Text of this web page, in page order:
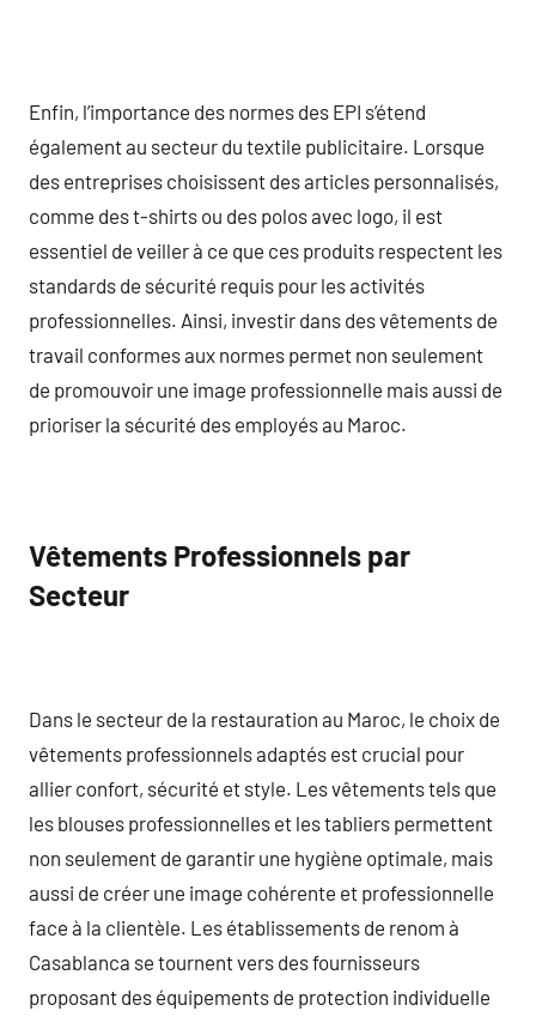
Enfin, l’importance des normes des EPI s’étend
également au secteur du textile publicitaire. Lorsque
des entreprises choisissent des articles personnalisés,
comme des t-shirts ou des polos avec logo, il est
essentiel de veiller à ce que ces produits respectent les
standards de sécurité requis pour les activités
professionnelles. Ainsi, investir dans des vêtements de
travail conformes aux normes permet non seulement
de promouvoir une image professionnelle mais aussi de
prioriser la sécurité des employés au Maroc.
Vêtements Professionnels par
Secteur
Dans le secteur de la restauration au Maroc, le choix de
vêtements professionnels adaptés est crucial pour
allier confort, sécurité et style. Les vêtements tels que
les blouses professionnelles et les tabliers permettent
non seulement de garantir une hygiène optimale, mais
aussi de créer une image cohérente et professionnelle
face à la clientèle. Les établissements de renom à
Casablanca se tournent vers des fournisseurs
proposant des équipements de protection individuelle